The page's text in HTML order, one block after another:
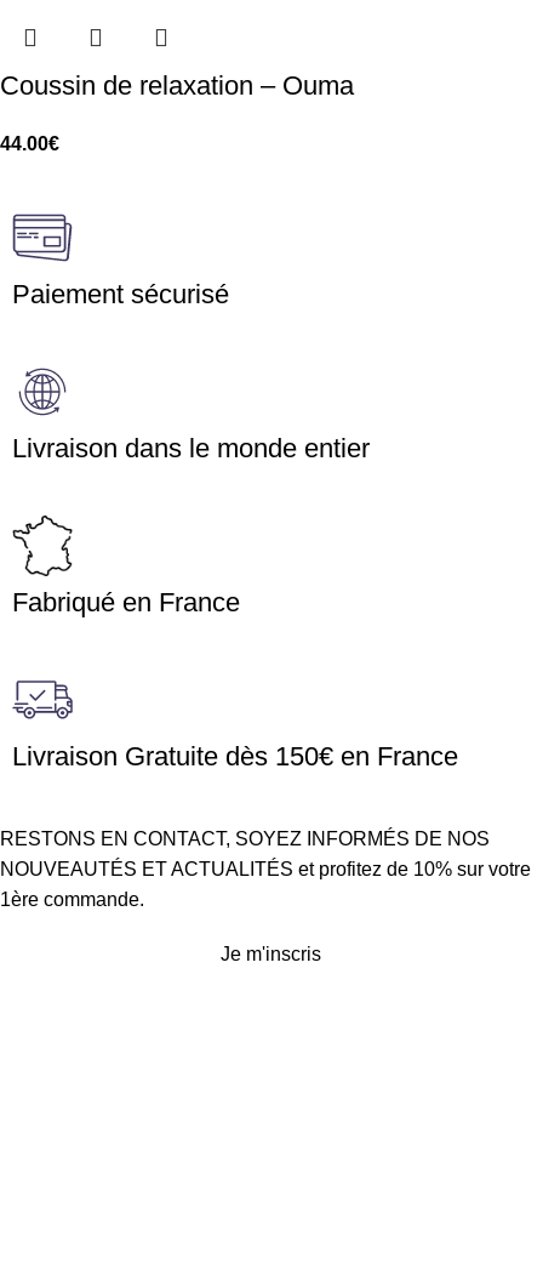
Coussin de relaxation – Ouma
44.00€
Paiement sécurisé
Livraison dans le monde entier
Fabriqué en France
Livraison Gratuite dès 150€ en France
RESTONS EN CONTACT, SOYEZ INFORMÉS DE NOS
NOUVEAUTÉS ET ACTUALITÉS et profitez de 10% sur votre
1ère commande.
Je m'inscris